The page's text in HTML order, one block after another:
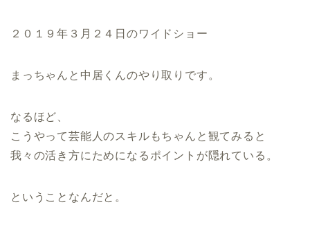
２０１９年３月２４日のワイドショー
まっちゃんと中居くんのやり取りです。
なるほど、
こうやって芸能人のスキルもちゃんと観てみると
我々の活き方にためになるポイントが隠れている。
ということなんだと。